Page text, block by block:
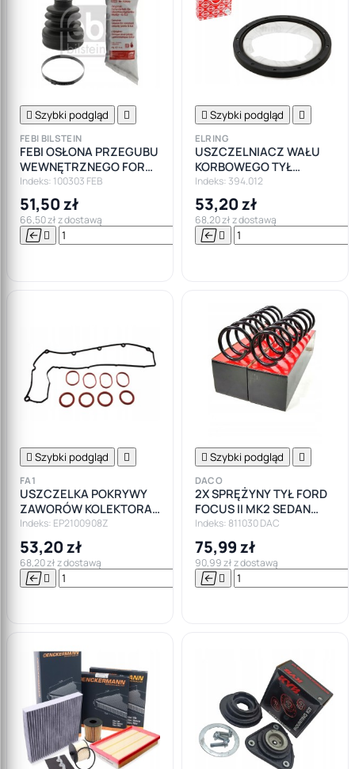
 Szybki podgląd 
FEBI BILSTEIN
FEBI OSŁONA PRZEGUBU
WEWNĘTRZNEGO FORD
CMAX FOCUS II MK2
Indeks: 100303 FEB
51,50 zł
66,50 zł z dostawą
  

 Szybki podgląd 
ELRING
USZCZELNIACZ WAŁU
KORBOWEGO TYŁ
SPRZĘGŁO FORD
PEUGEOT CITOREN 2.0
HDI
Indeks: 394.012
53,20 zł
68,20 zł z dostawą
 
 Szybki podgląd 
FA1
USZCZELKA POKRYWY
ZAWORÓW KOLEKTORA
FORD CITROEN
PEUGEOT 2.0 HDI
Indeks: EP2100908Z
53,20 zł
68,20 zł z dostawą
  

 Szybki podgląd 
DACO
2X SPRĘŻYNY TYŁ FORD
FOCUS II MK2 SEDAN
HATCHBACK
Indeks: 811030 DAC
75,99 zł
90,99 zł z dostawą
 